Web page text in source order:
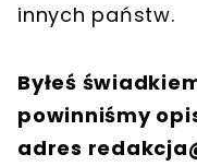
innych państw.
Byłeś
powinniśmy
adres